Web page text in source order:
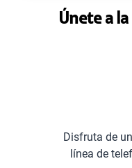
Únete a
de una gran
línea de telefonía móvil